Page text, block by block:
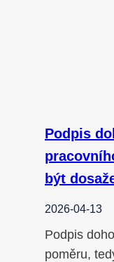
Podpis
být
2026-04-13
Podpis
poměru,